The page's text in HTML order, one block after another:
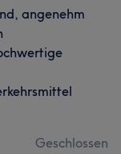
angenehm
Geschlossen